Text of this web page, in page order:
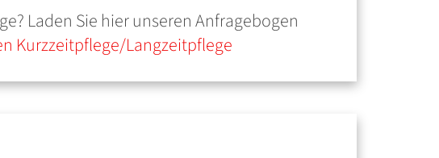
Laden Sie hier unseren Anfragebogen
Kurzzeitpflege/Langzeitpflege